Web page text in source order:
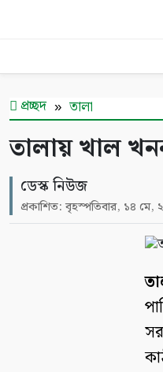
প্রচ্ছদ তালা
তালায় খাল
ডেস্ক নিউজ
প্রকাশিত: বৃহস্পতিবার, ১৪